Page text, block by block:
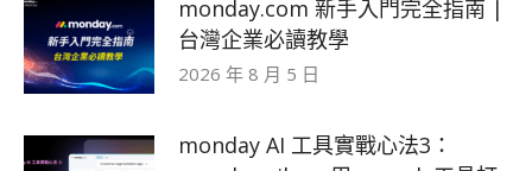
monday.com 新手入門完全指南 |
台灣企業必讀教學
2026 年 8 月 5 日
monday AI 工具實戰心法3：